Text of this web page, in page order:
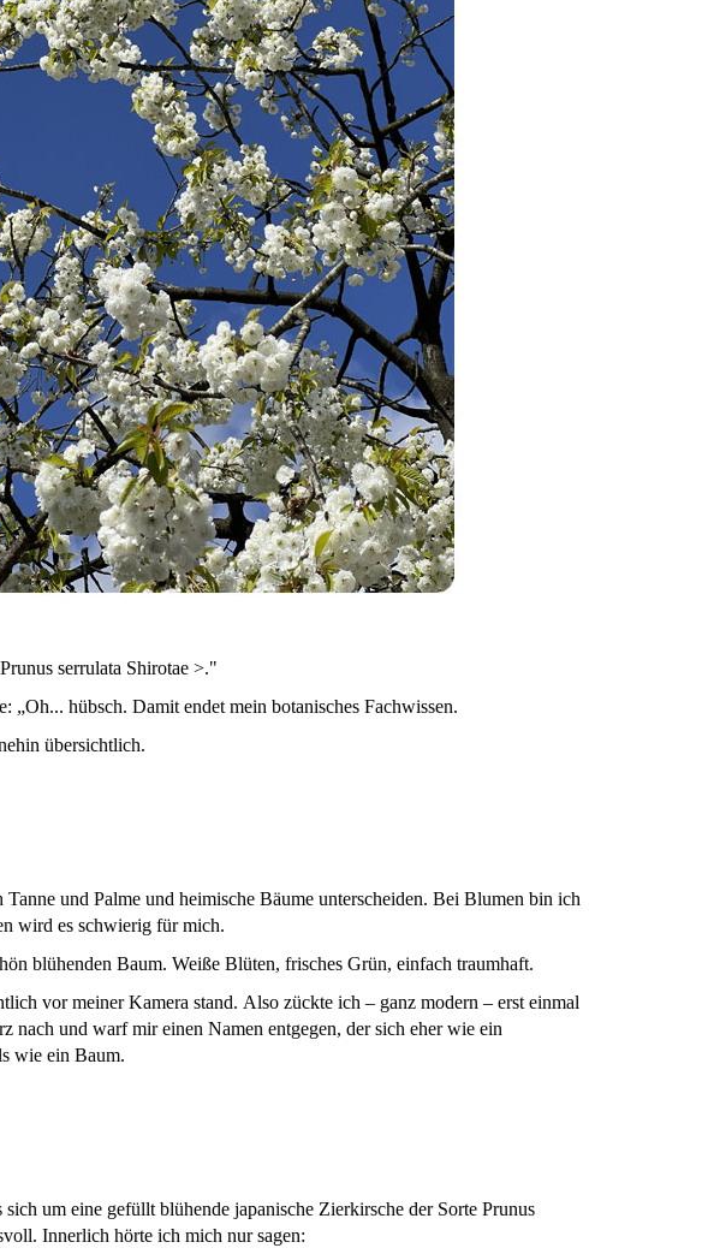
serrulata Shirotae >."
„Oh... hübsch. Damit endet mein botanisches Fachwissen.
übersichtlich.
und Palme und heimische Bäume unterscheiden. Bei Blumen bin ich
wird es schwierig für mich.
blühenden Baum. Weiße Blüten, frisches Grün, einfach traumhaft.
vor meiner Kamera stand. Also zückte ich – ganz modern – erst einmal
nach und warf mir einen Namen entgegen, der sich eher wie ein
wie ein Baum.
um eine gefüllt blühende japanische Zierkirsche der Sorte Prunus
Innerlich hörte ich mich nur sagen: